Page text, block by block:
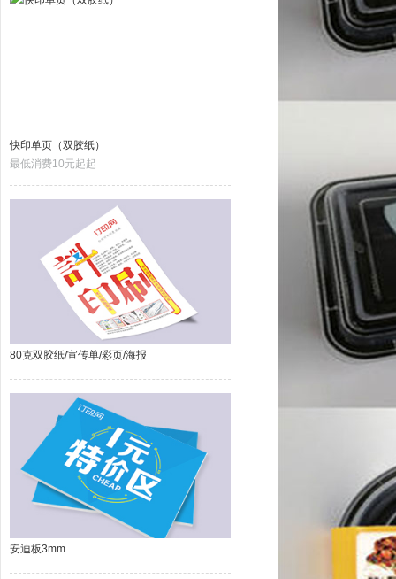
快印单页（双胶纸）
最低消费10元起起
80克双胶纸/宣传单/彩页/海报
安迪板3mm